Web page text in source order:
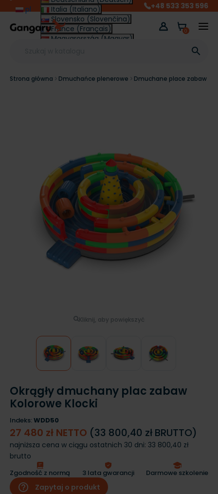
pl
Italia (Italiano)
Slovensko (Slovenčina)
France (Français)
Magyarország (Magyar)
+48 533 353 596

0
Strona główna Dmuchańce plenerowe Dmuchane place zabaw
Kliknij, aby powiększyć
Okrągły dmuchany plac zabaw
Kolorowe Klocki
Indeks: WDD50
27 480 zł NETTO (33 800,40 zł BRUTTO)
najniższa cena w ciągu ostatnich 30 dni: 33 800,40 zł
brutto
Zgodność z normą 3 lata gwarancji Darmowe szkolenie
help_outline
Zapytaj o produkt